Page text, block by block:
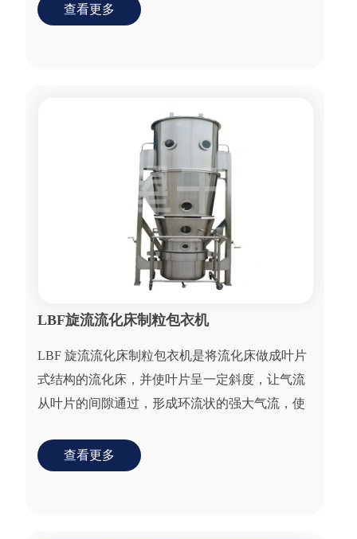
查看更多
LBF旋流流化床制粒包衣机
LBF 旋流流化床制粒包衣机是将流化床做成叶片
式结构的流化床，并使叶片呈一定斜度，让气流
从叶片的间隙通过，形成环流状的强大气流，使
气动喷嘴...
查看更多